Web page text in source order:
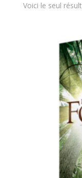
Voici le seul